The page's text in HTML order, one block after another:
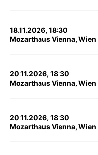
18.11.2026, 18:30
Mozarthaus Vienna, Wien
20.11.2026, 18:30
Mozarthaus Vienna, Wien
20.11.2026, 18:30
Mozarthaus Vienna, Wien